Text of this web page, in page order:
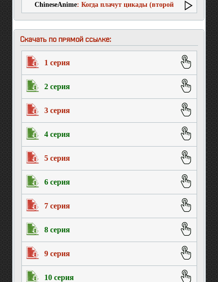
ChineseAnime: Когда плачут цикады (второй
сезон)
Скачать по прямой ссылке:
1 серия
2 серия
3 серия
4 серия
5 серия
6 серия
7 серия
8 серия
9 серия
10 серия